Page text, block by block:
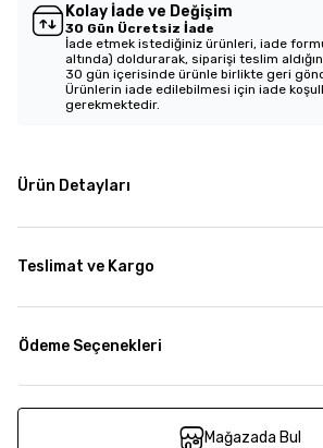
Kolay İade ve Değişim
30 Gün Ücretsiz İade
İade etmek istediğiniz ürünleri, iade
altında) doldurarak, siparişi teslim
30 gün içerisinde ürünle birlikte geri
Ürünlerin iade edilebilmesi için iade
gerekmektedir.
Ürün Detayları
Teslimat ve Kargo
Ödeme Seçenekleri
Mağazada Bul